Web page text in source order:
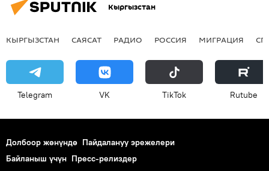
Кыргызстан
КЫРГЫЗСТАН САЯСАТ РАДИО РОССИЯ МИГРАЦИЯ
Telegram VK ТikТоk Rutube
Долбоор жөнүндө Пайдалануу эрежелери
Байланыш үчүн Пресс-релиздер